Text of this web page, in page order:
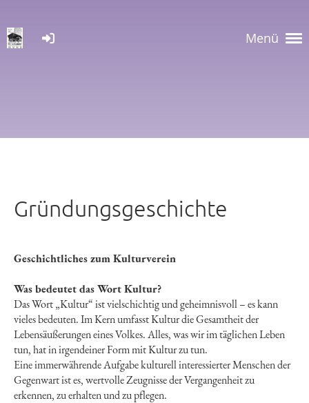
Menü
Gründungsgeschichte
Geschichtliches zum Kulturverein
Was bedeutet das Wort Kultur?
Das Wort „Kultur“ ist vielschichtig und geheimnisvoll – es kann
vieles bedeuten. Im Kern umfasst Kultur die Gesamtheit der
Lebensäußerungen eines Volkes. Alles, was wir im täglichen Leben
tun, hat in irgendeiner Form mit Kultur zu tun.
Eine immerwährende Aufgabe kulturell interessierter Menschen der
Gegenwart ist es, wertvolle Zeugnisse der Vergangenheit zu
erkennen, zu erhalten und zu pflegen.